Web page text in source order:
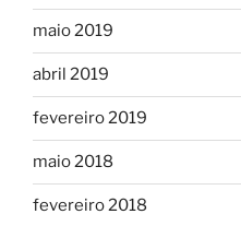
maio 2019
abril 2019
fevereiro 2019
maio 2018
fevereiro 2018